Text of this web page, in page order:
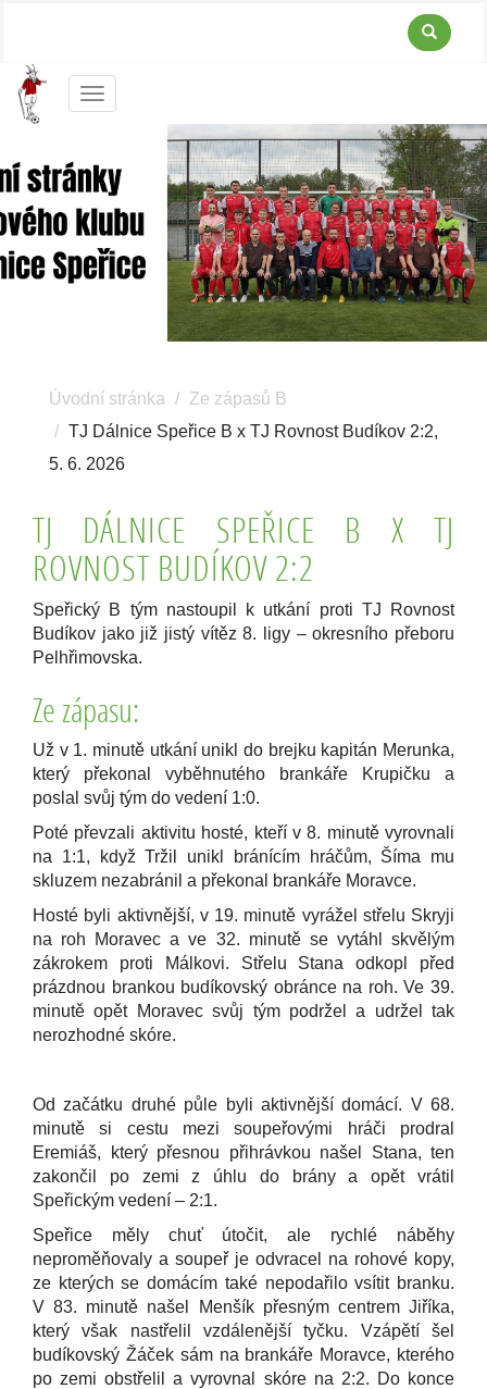
Menu
Úvodní stránka
Ze zápasů B
TJ Dálnice Speřice B x TJ Rovnost Budíkov 2:2,
5. 6. 2026
TJ DÁLNICE SPEŘICE B X TJ
ROVNOST BUDÍKOV 2:2
Speřický B tým nastoupil k utkání proti TJ Rovnost
Budíkov jako již jistý vítěz 8. ligy – okresního přeboru
Pelhřimovska.
Ze zápasu:
Už v 1. minutě utkání unikl do brejku kapitán Merunka,
který překonal vyběhnutého brankáře Krupičku a
poslal svůj tým do vedení 1:0.
Poté převzali aktivitu hosté, kteří v 8. minutě vyrovnali
na 1:1, když Tržil unikl bránícím hráčům, Šíma mu
skluzem nezabránil a překonal brankáře Moravce.
Hosté byli aktivnější, v 19. minutě vyrážel střelu Skryji
na roh Moravec a ve 32. minutě se vytáhl skvělým
zákrokem proti Málkovi. Střelu Stana odkopl před
prázdnou brankou budíkovský obránce na roh. Ve 39.
minutě opět Moravec svůj tým podržel a udržel tak
nerozhodné skóre.
Od začátku druhé půle byli aktivnější domácí. V 68.
minutě si cestu mezi soupeřovými hráči prodral
Eremiáš, který přesnou přihrávkou našel Stana, ten
zakončil po zemi z úhlu do brány a opět vrátil
Speřickým vedení – 2:1.
Speřice měly chuť útočit, ale rychlé náběhy
neproměňovaly a soupeř je odvracel na rohové kopy,
ze kterých se domácím také nepodařilo vsítit branku.
V 83. minutě našel Menšík přesným centrem Jiříka,
který však nastřelil vzdálenější tyčku. Vzápětí šel
budíkovský Žáček sám na brankáře Moravce, kterého
po zemi obstřelil a vyrovnal skóre na 2:2. Do konce